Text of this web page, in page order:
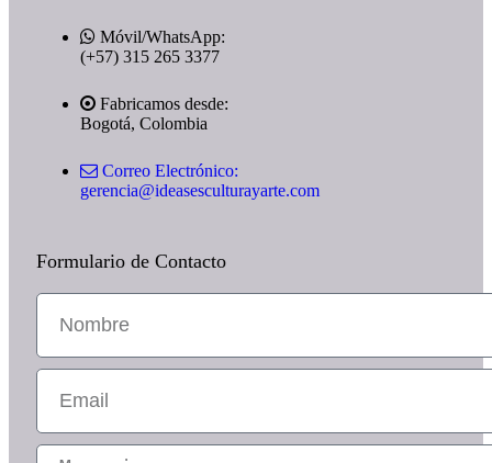
Móvil/WhatsApp:
(+57) 315 265 3377
Fabricamos desde:
Bogotá, Colombia
Correo Electrónico:
gerencia@ideasesculturayarte.com
Formulario de Contacto